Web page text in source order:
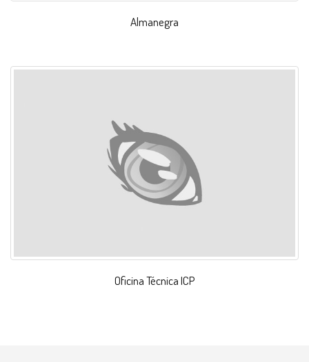
Almanegra
Oficina Técnica ICP